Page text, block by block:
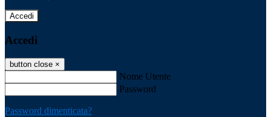
Accedi
Accedi
button close ×
Nome Utente
Password
Password dimenticata?